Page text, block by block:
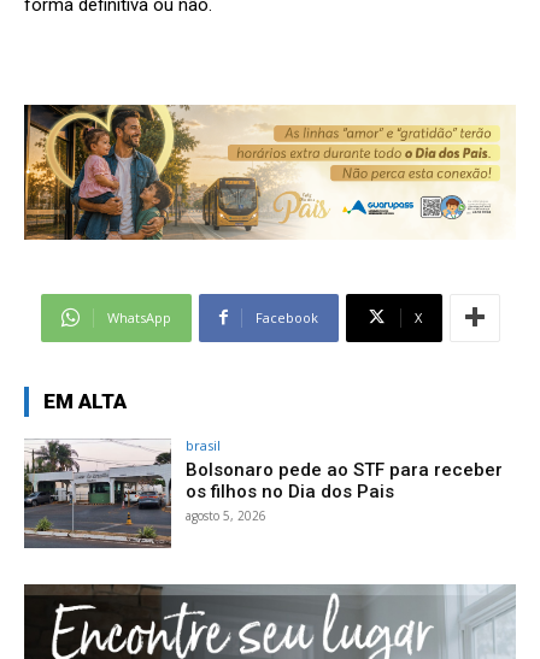
forma definitiva ou não.
WhatsApp Facebook X
EM ALTA
brasil
Bolsonaro pede ao STF para receber
os filhos no Dia dos Pais
agosto 5, 2026